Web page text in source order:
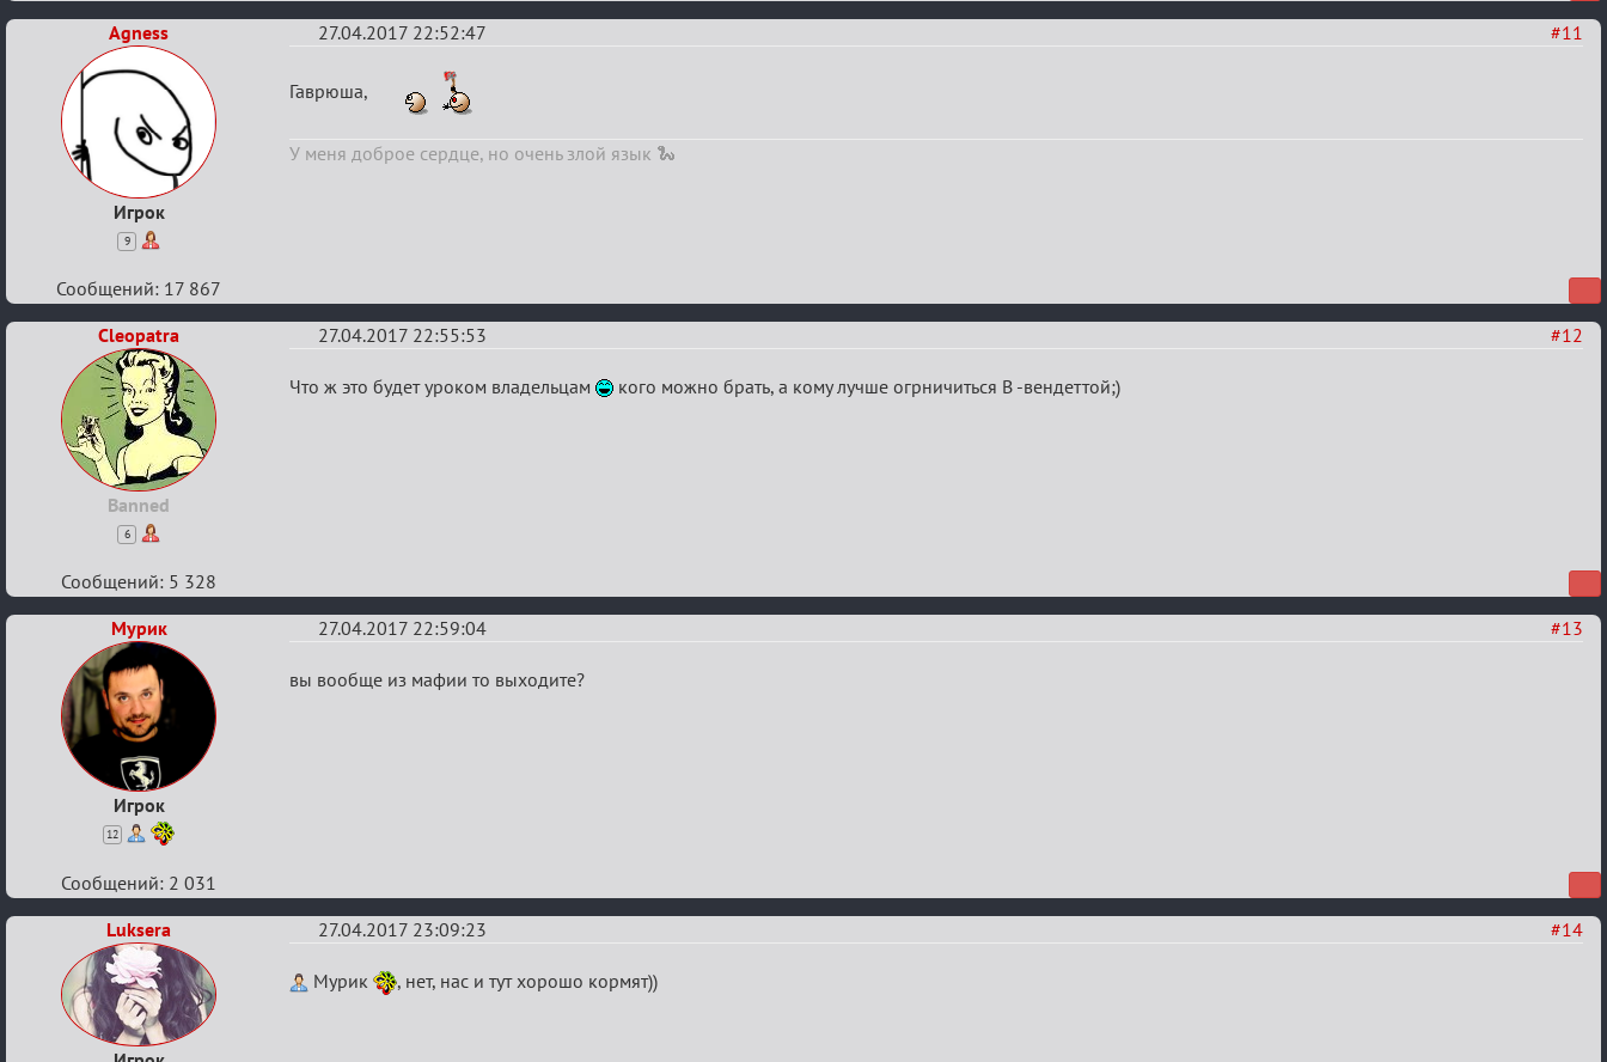
Agness
Игрок
9
#11
27.04.2017 22:52:47
Re:
Вендетты
Гаврюша,
У меня доброе сердце, но очень злой язык 🐍
Сообщений: 17 867
Cleopatra
Banned
6
#12
27.04.2017 22:55:53
Re:
Что ж это будет уроком владельцам кого можно брать, а кому лучше огрничиться В -вендеттой;)
Сообщений: 5 328
Мурик
Игрок
12
#13
27.04.2017 22:59:04
Re:
вы вообще из мафии то выходите?
Сообщений: 2 031
Luksera
#14
27.04.2017 23:09:23
Re:Мурик , нет, нас и тут хорошо кормят))